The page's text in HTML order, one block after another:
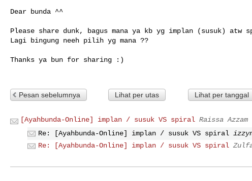
Dear bunda ^^
Please share dunk, bagus mana ya kb yg implan (susuk) atw
Lagi bingung neeh pilih yg mana ??
Thanks ya bun for sharing :)
Pesan sebelumnya Lihat per utas Lihat per tanggal
[Ayahbunda-Online] implan / susuk VS spiral Raissa Azzam
Re: [Ayahbunda-Online] implan / susuk VS spiral
Re: [Ayahbunda-Online] implan / susuk VS spiral